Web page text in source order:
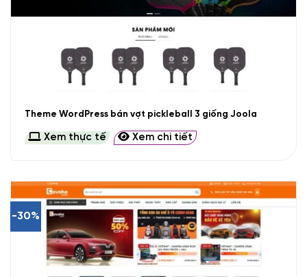
Theme WordPress bán vợt pickleball 3 giống Joola
Xem thực tế Xem chi tiết
-30%